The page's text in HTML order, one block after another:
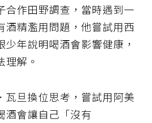
合作田野調查，當時遇到一
酒精濫用問題，他嘗試用西
少年說明喝酒會影響健康，
理解。
瓦旦換位思考，嘗試用阿美
酒會讓自己「沒有